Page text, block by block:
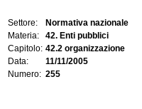
Settore:
Normativa nazionale
Materia:
42. Enti pubblici
Capitolo: 42.2 organizzazione
Data:
11/11/2005
Numero: 255